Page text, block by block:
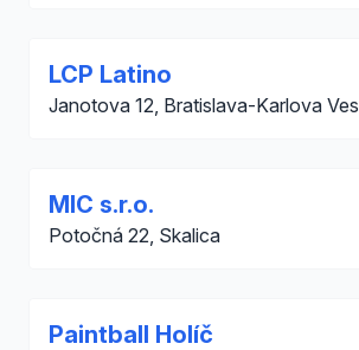
LCP Latino
Janotova 12, Bratislava-Karlova Ves
MIC s.r.o.
Potočná 22, Skalica
Paintball Holíč